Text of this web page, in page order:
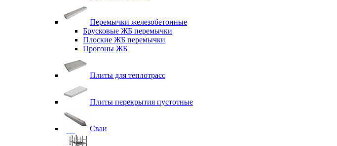
Перемычки железобетонные
Брусковые ЖБ перемычки
Плоские ЖБ перемычки
Прогоны ЖБ
Плиты для теплотрасс
Плиты перекрытия пустотные
Сваи